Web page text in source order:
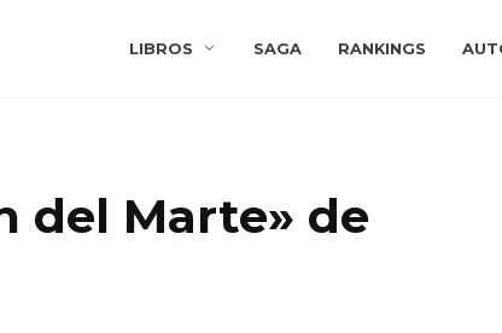
LIBROS SAGA RANKINGS
del Marte» de